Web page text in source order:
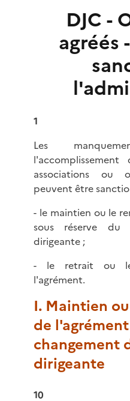
DJC -
agréés
1
Les
associations ou
peuvent être
- le maintien ou le
sous réserve du
dirigeante ;
- le retrait ou le
l'agrément.
I. Maintien
de
changement
dirigeante
10